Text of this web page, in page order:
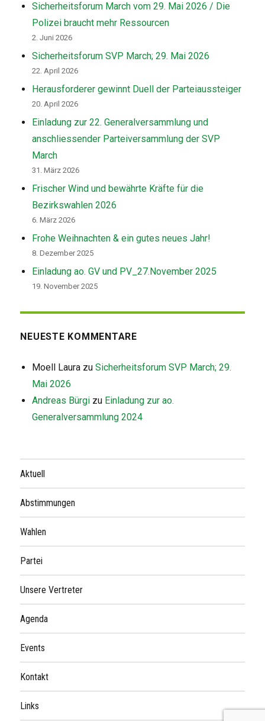
Sicherheitsforum March vom 29. Mai 2026 / Die
Polizei braucht mehr Ressourcen
2. Juni 2026
Sicherheitsforum SVP March; 29. Mai 2026
22. April 2026
Herausforderer gewinnt Duell der Parteiaussteiger
20. April 2026
Einladung zur 22. Generalversammlung und
anschliessender Parteiversammlung der SVP
March
31. März 2026
Frischer Wind und bewährte Kräfte für die
Bezirkswahlen 2026
6. März 2026
Frohe Weihnachten & ein gutes neues Jahr!
8. Dezember 2025
Einladung ao. GV und PV_27.November 2025
19. November 2025
NEUESTE KOMMENTARE
Moell Laura zuSicherheitsforum SVP March; 29.
Mai 2026
Andreas Bürgi zu Einladung zur ao.
Generalversammlung 2024
Aktuell
Abstimmungen
Wahlen
Partei
Unsere Vertreter
Agenda
Events
Kontakt
Links